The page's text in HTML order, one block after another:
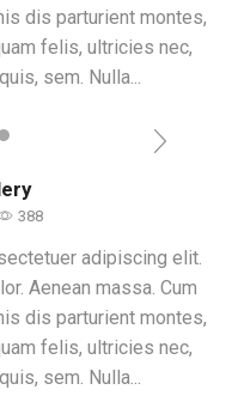
dis parturient montes,
felis, ultricies nec,
sem. Nulla...
388
adipiscing elit.
Aenean massa. Cum
dis parturient montes,
felis, ultricies nec,
sem. Nulla...